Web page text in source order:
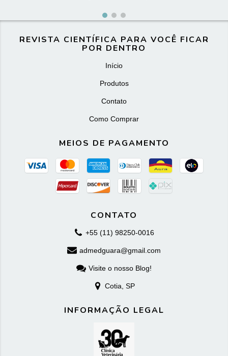
REVISTA CIENTÍFICA PARA VOCÊ FICAR
POR DENTRO
Início
Produtos
Contato
Como Comprar
MEIOS DE PAGAMENTO
CONTATO
+55 (11) 98250-0016
admedguara@gmail.com
Visite o nosso Blog!
Cotia, SP
INFORMAÇÃO LEGAL